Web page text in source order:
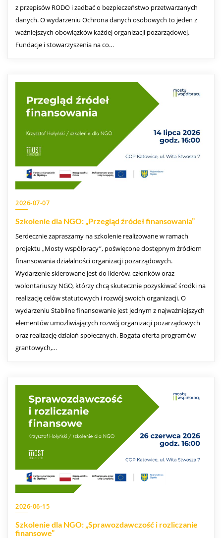
z przepisów RODO i zadbać o bezpieczeństwo przetwarzanych
danych. O wydarzeniu Ochrona danych osobowych to jeden z
ważniejszych obowiązków każdej organizacji pozarządowej.
Fundacje i stowarzyszenia na co…
2026-07-07
Szkolenie dla NGO: „Przegląd źródeł finansowania”
Serdecznie zapraszamy na szkolenie realizowane w ramach
projektu „Mosty współpracy”, poświęcone dostępnym źródłom
finansowania działalności organizacji pozarządowych.
Wydarzenie skierowane jest do liderów, członków oraz
wolontariuszy NGO, którzy chcą skutecznie pozyskiwać środki na
realizację celów statutowych i rozwój swoich organizacji. O
wydarzeniu Stabilne finansowanie jest jednym z najważniejszych
elementów umożliwiających rozwój organizacji pozarządowych
oraz realizację działań społecznych. Bogata oferta programów
grantowych,…
2026-06-15
Szkolenie dla NGO: „Sprawozdawczość i rozliczanie
finansowe”